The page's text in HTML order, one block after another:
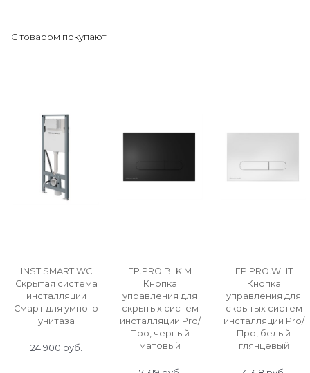
С товаром покупают
INST.SMART.WC
Скрытая система
инсталляции
Смарт для умного
унитаза
24 900 руб.
FP.PRO.BLK.M
Кнопка
управления для
скрытых систем
инсталляции Pro/
Про, черный
матовый
FP.PRO.WHT
Кнопка
управления для
скрытых систем
инсталляции Pro/
Про, белый
глянцевый